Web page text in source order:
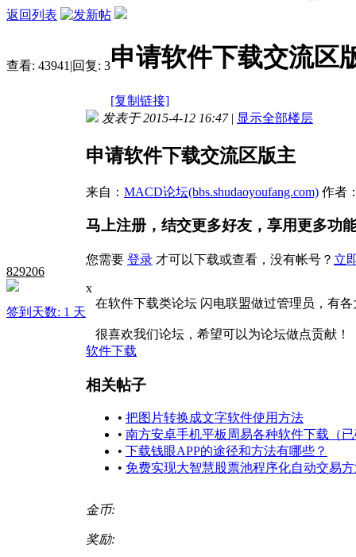
返回列表
查看: 43941 |回复: 3申请软件下载交流区
[复制链接]
829206
签到天数: 1 天
发表于 2015-4-12 16:47 | 显示全部楼层
申请软件下载交流区版主
来自： MACD论坛(bbs.shudaoyoufang.com) 作者
马上注册，结交更多好友，享用更多功
您需要 登录 才可以下载或查看，没有帐号？ 立
x
在软件下载类论坛 闪电联盟做过管理员，有
很喜欢我们论坛，希望可以为论坛做点贡献！
软件下载
相关帖子
• 把图片转换成文字软件使用方法
• 南方安卓手机平板周易各种软件下载（
• 下载钱眼APP的途径和方法有哪些？
• 免费实现大智慧股票池程序化自动交易
金币:
奖励: